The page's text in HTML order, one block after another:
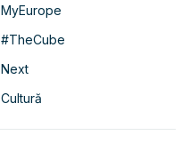
MyEurope
#TheCube
Next
Cultură